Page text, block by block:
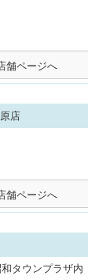
店
タウンプラザ内